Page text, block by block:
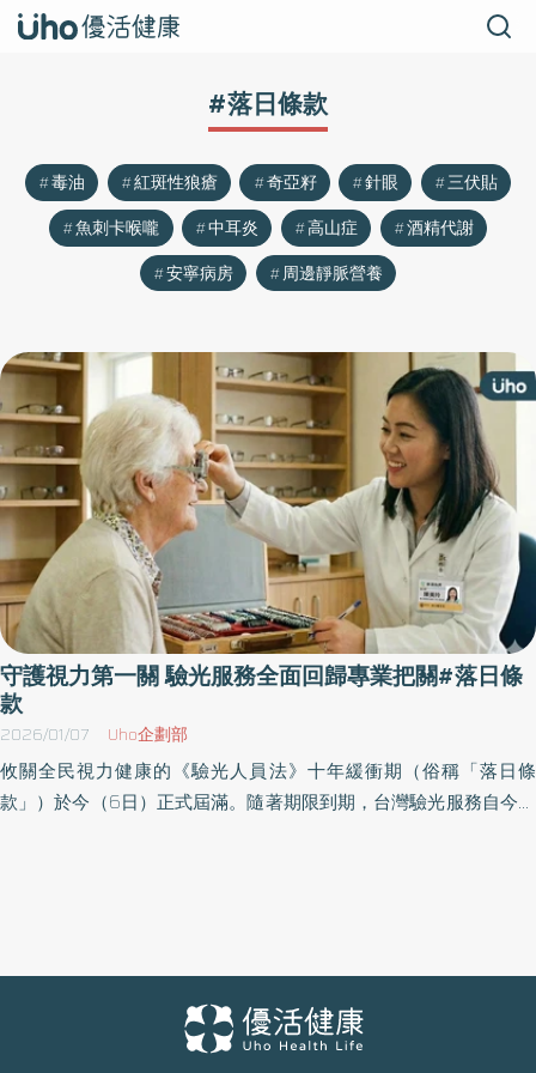
#落日條款
毒油 紅斑性狼瘡 奇亞籽 針眼
三伏貼
魚刺卡喉嚨
中耳炎 高山症
酒精代謝
安寧病房
周邊靜脈營養
守護視力第一關 驗光服務全面回歸專業把關#落日條
款
2026/01/07 Uho企劃部
攸關全民視力健康的《驗光人員法》十年緩衝期（俗稱「落日條
款」）於今（6日）正式屆滿。隨著期限到期，台灣驗光服務自今日
度數，更是守護眼睛健康的專業服務 兩全聯會指出，過去十年的緩
衝期，是為協助原有從業人員完成專業訓練並取得國家證照，讓產